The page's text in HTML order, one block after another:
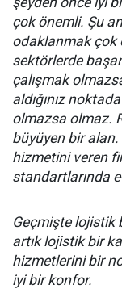
çok önemli. Şu
odaklanmak çok
sektörlerde
çalışmak
aldığınız
olmazsa olmaz.
büyüyen bir alan.
hizmetini veren
standartlarında
Geçmişte lojistik
artık lojistik bir
hizmetlerini bir
iyi bir konfor.